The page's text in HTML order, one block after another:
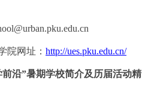
院网址： http://ues.pku.edu.cn/
沿”暑期学校简介及历届活动精